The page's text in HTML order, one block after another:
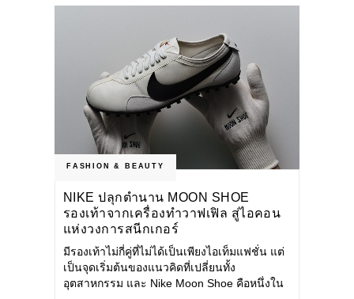
FASHION & BEAUTY
NIKE ปลุกตำนาน MOON SHOE
รองเท้าจากเครื่องทำวาฟเฟิล สู่ไอคอน
แห่งวงการสนีกเกอร์
มีรองเท้าไม่กี่คู่ที่ไม่ได้เป็นเพียงไอเท็มแฟชั่น แต่
เป็นจุดเริ่มต้นของแนวคิดที่เปลี่ยนทั้ง
อุตสาหกรรม และ Nike Moon Shoe คือหนึ่งใน